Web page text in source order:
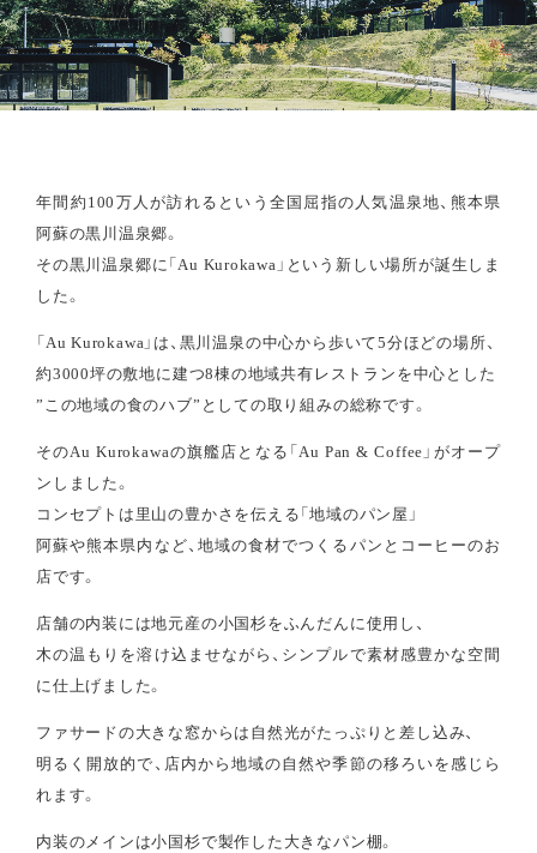
年間約100万人が訪れるという全国屈指の人気温泉地、熊本県
阿蘇の黒川温泉郷。
その黒川温泉郷に「Au Kurokawa」という新しい場所が誕生しま
した。
「Au Kurokawa」は、黒川温泉の中心から歩いて5分ほどの場所、
約3000坪の敷地に建つ8棟の地域共有レストランを中心とした
”この地域の食のハブ”としての取り組みの総称です。
そのAu Kurokawaの旗艦店となる「Au Pan & Coffee」がオープ
ンしました。
コンセプトは里山の豊かさを伝える「地域のパン屋」
阿蘇や熊本県内など、地域の食材でつくるパンとコーヒーのお
店です。
店舗の内装には地元産の小国杉をふんだんに使用し、
木の温もりを溶け込ませながら、シンプルで素材感豊かな空間
に仕上げました。
ファサードの大きな窓からは自然光がたっぷりと差し込み、
明るく開放的で、店内から地域の自然や季節の移ろいを感じら
れます。
内装のメインは小国杉で製作した大きなパン棚。